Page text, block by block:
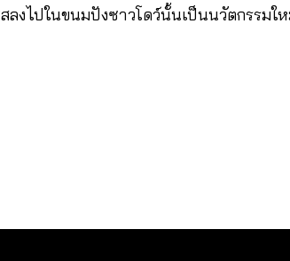
งไปในขนมปังซาวโดว์นั้นเป็นนวัตกรรมใ